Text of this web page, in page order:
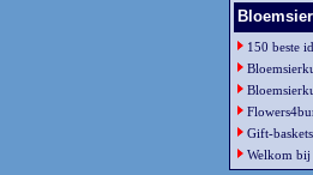
150 beste
Gift-
Welkom bij